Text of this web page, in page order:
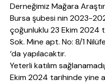
Derneğimiz Mağara
Bursa şubesi nin 2023-
çoğunluklu 23 Ekim 2024
Sok. Mine apt. No: 8/1
‘da yapılacaktır.
Yeterli katılım
Ekim 2024 tarihinde yine